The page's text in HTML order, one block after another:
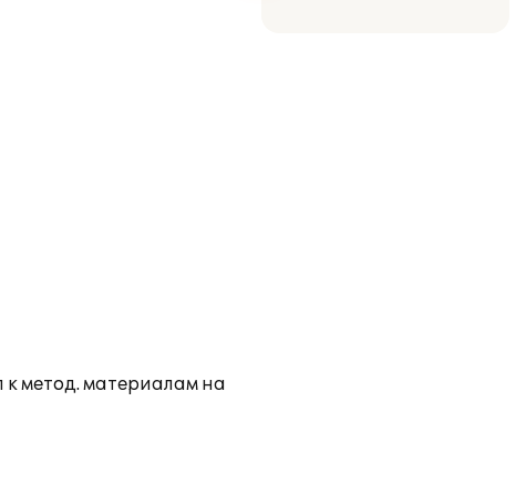
метод. материалам на